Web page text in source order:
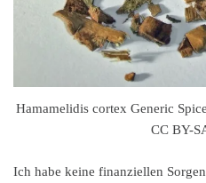
Hamamelidis cortex Generic
CC BY-
Ich habe keine finanziellen